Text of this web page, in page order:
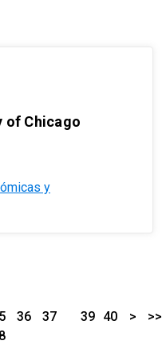
of Chicago
y
36
37
39 40 > >>